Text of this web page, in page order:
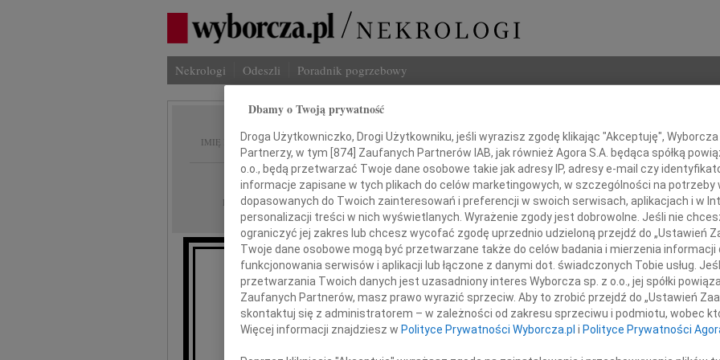
Nekrologi Odeszli Poradnik pogrzebowy
IMIĘ I NAZWISKO: Witaljusz Wolny
REGION: Warszawa
DATA EMISJI: 29.04.2026
W dniu 24 kwietnia 2026 roku zmarł przeżywszy 96 lat
Nasz Ukochany Tata, Dziadek i Pradziadek
Imię i
INNE
W
Z
Ewa
W
Dbamy o Twoją prywatność
Droga Użytkowniczko, Drogi Użytkowniku, jeśli wyrazisz zgodę klikając "Akceptuję",
Partnerzy, w tym [ 874 ] Zaufanych Partnerów IAB, jak również Agora S.A. będąca spółką
o.o., będą przetwarzać Twoje dane osobowe takie jak adresy IP, adresy e-mail czy
informacje zapisane w tych plikach do celów marketingowych, w szczególności na potrzeby
dopasowanych do Twoich zainteresowań i preferencji w swoich serwisach, aplikacjach i w
personalizacji treści w nich wyświetlanych. Wyrażenie zgody jest dobrowolne. Jeśli nie
ograniczyć jej zakres lub chcesz wycofać zgodę uprzednio udzieloną przejdź do „Ustawień
Twoje dane osobowe mogą być przetwarzane także do celów badania i mierzenia
funkcjonowania serwisów i aplikacji lub łączone z danymi dot. świadczonych Tobie usług.
przetwarzania Twoich danych jest uzasadniony interes Wyborcza sp. z o.o., jej spółki
Zaufanych Partnerów, masz prawo wyrazić sprzeciw. Aby to zrobić przejdź do „Ustawień
skontaktuj się z administratorem – w zależności od zakresu sprzeciwu i podmiotu, wobec
Więcej informacji znajdziesz w Polityce Prywatności Wyborcza.pl i Polityce Prywatności